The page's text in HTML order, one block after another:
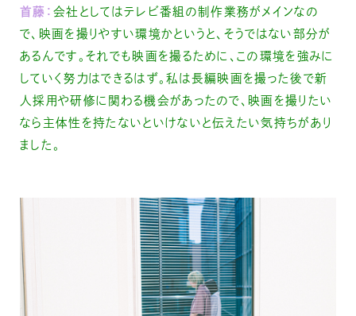
首藤：会社としてはテレビ番組の制作業務がメインなの
で、映画を撮りやすい環境かというと、そうではない部分が
あるんです。それでも映画を撮るために、この環境を強みに
していく努力はできるはず。私は長編映画を撮った後で新
人採用や研修に関わる機会があったので、映画を撮りたい
なら主体性を持たないといけないと伝えたい気持ちがあり
ました。